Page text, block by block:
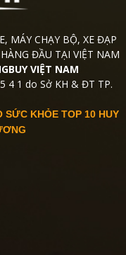
MÁY CHẠY BỘ, XE ĐẠP
ĐẦU TẠI VIỆT NAM
VIỆT NAM
4 1 do Sở KH & ĐT TP.
SỨC KHỎE TOP 10 HUY